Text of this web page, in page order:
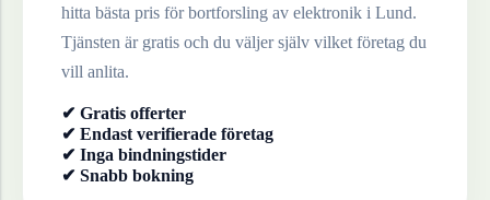
hitta bästa pris för bortforsling av elektronik i Lund.
Tjänsten är gratis och du väljer själv vilket företag du
vill anlita.
✔ Gratis offerter
✔ Endast verifierade företag
✔ Inga bindningstider
✔ Snabb bokning